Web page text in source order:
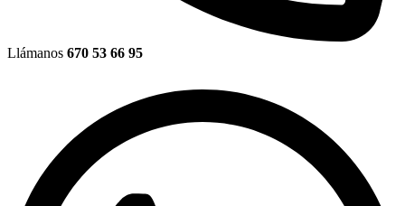
Llámanos 670 53 66 95